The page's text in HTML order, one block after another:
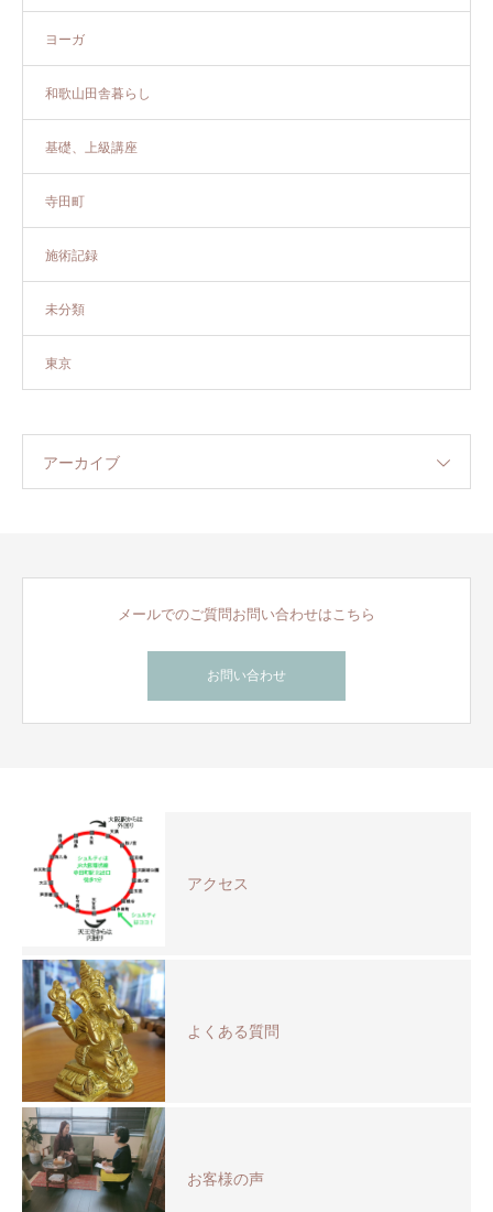
ヨーガ
和歌山田舎暮らし
基礎、上級講座
寺田町
施術記録
未分類
東京
アーカイブ
メールでのご質問お問い合わせはこちら
お問い合わせ
アクセス
よくある質問
お客様の声